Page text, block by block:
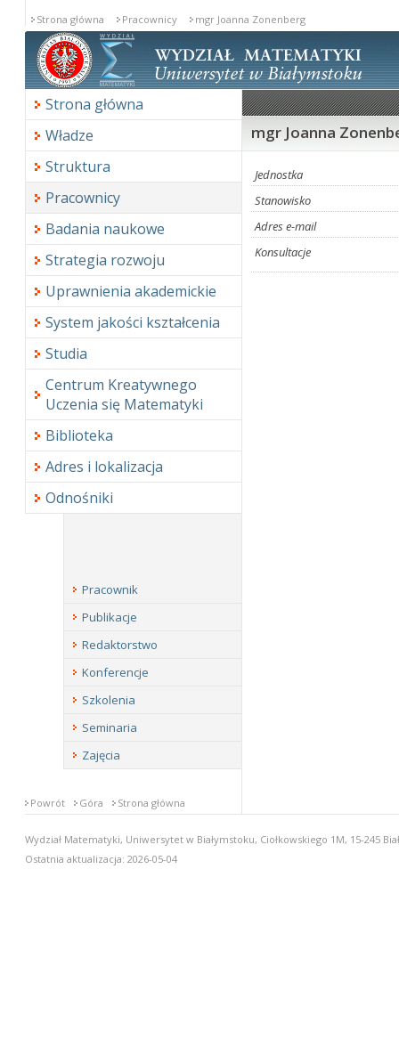
Strona główna Pracownicy mgr Joanna Zonenberg
Strona główna
Władze
Struktura
Pracownicy
Badania naukowe
Strategia rozwoju
Uprawnienia akademickie
System jakości kształcenia
Studia
Centrum Kreatywnego
Uczenia się Matematyki
Biblioteka
Adres i lokalizacja
Odnośniki
mgr Joanna
Jednostka
Stanowisko
Adres e-mail
Konsultacje
Pracownik
Publikacje
Redaktorstwo
Konferencje
Szkolenia
Seminaria
Zajęcia
Powrót Góra Strona główna
Wydział Matematyki, Uniwersytet w Białymstoku, Ciołkowskiego 1M, 15-245
Ostatnia aktualizacja: 2026-05-04